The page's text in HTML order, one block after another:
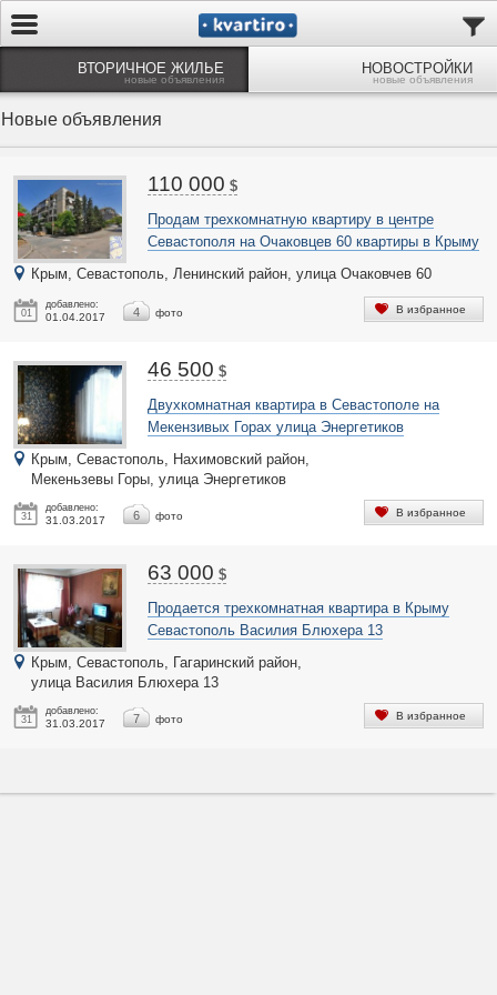
Новые объявления
ВТОРИЧНОЕ ЖИЛЬЕ
новые объявления
110 000 $
Продам трехкомнатную квартиру в центре
Севастополя на Очаковцев 60 квартиры в Крыму
4 фото
01
добавлено:
01.04.2017
Крым, Севастополь, Ленинский район, улица Очаковчев 60
В избранное
46 500 $
Двухкомнатная квартира в Севастополе на
Мекензивых Горах улица Энергетиков
6 фото
31
добавлено:
31.03.2017
Крым, Севастополь, Нахимовский район,
Мекеньзевы Горы, улица Энергетиков
В избранное
63 000 $
Продается трехкомнатная квартира в Крыму
Севастополь Василия Блюхера 13
7 фото
31
добавлено:
31.03.2017
Крым, Севастополь, Гагаринский район,
улица Василия Блюхера 13
В избранное
НОВОСТРОЙКИ
новые объявления